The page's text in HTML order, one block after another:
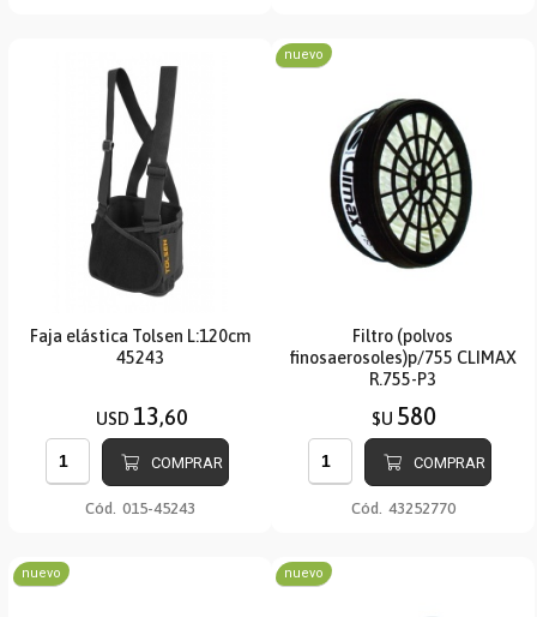
Faja elástica Tolsen L:120cm
45243
USD 13,60
COMPRAR
Cód. 015-45243
nuevo
Filtro (polvos
finosaerosoles)p/755 CLIMAX
R.755-P3
$U 580
COMPRAR
Cód. 43252770
nuevo nuevo